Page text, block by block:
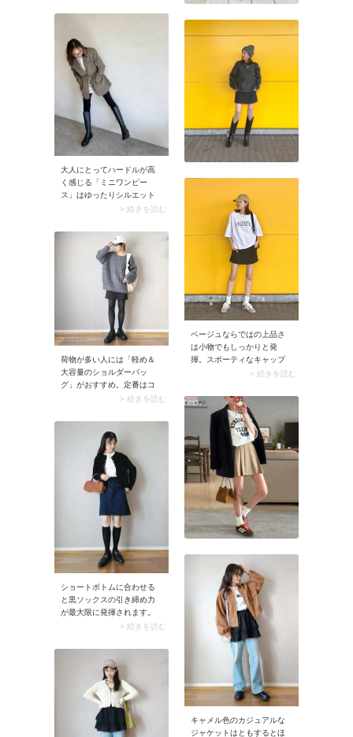
インでもOKです。ミニスカ
なくカバーしつつ、クリー
ンなコーデに決まります。
大人にとってハードルが高
く感じる「ミニワンピー
ス」はゆったりシルエット
＆定番色で取り入れるのが
羽織りガツンとしたスニー
カーやブーツを合わせれ
ば、コーデがやんちゃな雰
囲気に。ミニワンピースが
おしゃれ上級者の装いに仕
上がります。
> 続きを読む
ベージュならではの上品さ
は小物でもしっかりと発
揮。スポーティなキャップ
もベージュを選ぶことで、
に。主張しすぎないベーシ
ックカラーですが、コーデ
に程よいアクセントを添え
てくれます。
> 続きを読む
荷物が多い人には「軽め＆
大容量のショルダーバッ
グ」がおすすめ。定番はコ
ットンやナイロン生地です
ャカシャ音がしないものを
選びましょう。ペンライ
ト・うちわ・オペラグラス
などの推しグッズをはじ
め、アウターがすっぽり収
まるサイズ感だと快適に使
> 続きを読む
ショートボトムに合わせる
と黒ソックスの引き締め力
が最大限に発揮されます。
短めボトムは肌見せ面積が
足元をキュッと引き締めま
しょう。ちなみにミニ丈の
デニムスカートにカーディ
ガンを合わせるような、ス
タンダードなコーデのとき
には黒のハイソックスがお
すすめ。レトロな雰囲気が
> 続きを読む
キャメル色のカジュアルな
ジャケットはともするとほ